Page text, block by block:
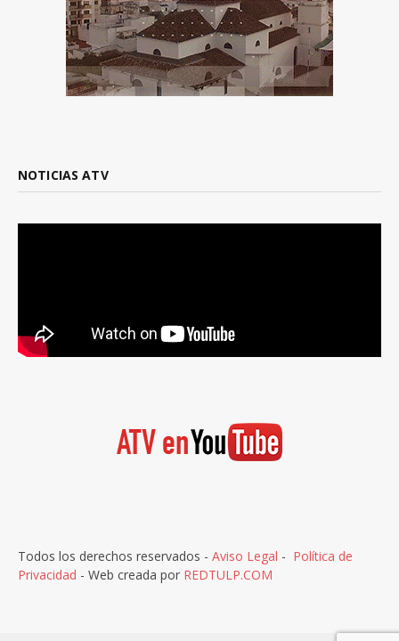
NOTICIAS ATV
Todos los derechos reservados - Aviso Legal - Política de
Privacidad - Web creada por REDTULP.COM